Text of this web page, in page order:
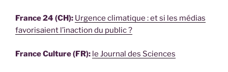
France 24 (CH): Urgence climatique : et si les médias
favorisaient l’inaction du public ?
France Culture (FR): le Journal des Sciences